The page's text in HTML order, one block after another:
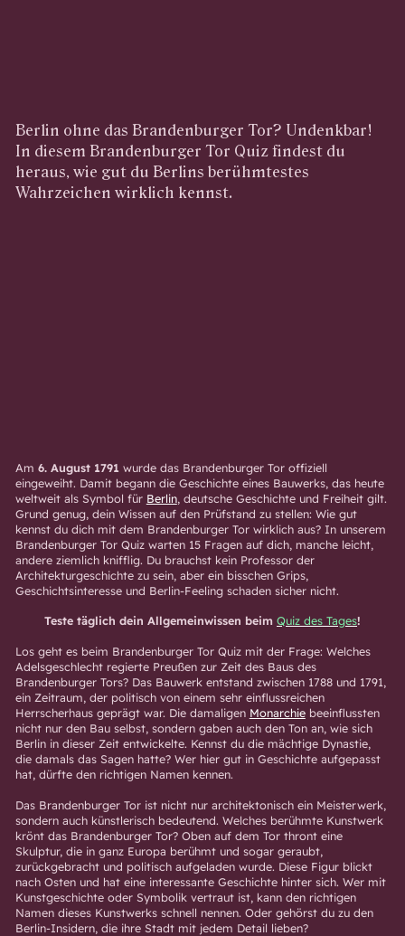
Berlin ohne das Brandenburger Tor? Undenkbar!
In diesem Brandenburger Tor Quiz findest du
heraus, wie gut du Berlins berühmtestes
Wahrzeichen wirklich kennst.
Am 6. August 1791 wurde das Brandenburger Tor offiziell
eingeweiht. Damit begann die Geschichte eines Bauwerks, das heute
weltweit als Symbol für Berlin, deutsche Geschichte und Freiheit gilt.
Grund genug, dein Wissen auf den Prüfstand zu stellen: Wie gut
kennst du dich mit dem Brandenburger Tor wirklich aus? In unserem
Brandenburger Tor Quiz warten 15 Fragen auf dich, manche leicht,
andere ziemlich knifflig. Du brauchst kein Professor der
Architekturgeschichte zu sein, aber ein bisschen Grips,
Geschichtsinteresse und Berlin-Feeling schaden sicher nicht.
Teste täglich dein Allgemeinwissen beim Quiz des Tages!
Los geht es beim Brandenburger Tor Quiz mit der Frage: Welches
Adelsgeschlecht regierte Preußen zur Zeit des Baus des
Brandenburger Tors? Das Bauwerk entstand zwischen 1788 und 1791,
ein Zeitraum, der politisch von einem sehr einflussreichen
Herrscherhaus geprägt war. Die damaligen Monarchiebeeinflussten
nicht nur den Bau selbst, sondern gaben auch den Ton an, wie sich
Berlin in dieser Zeit entwickelte. Kennst du die mächtige Dynastie,
die damals das Sagen hatte? Wer hier gut in Geschichte aufgepasst
hat, dürfte den richtigen Namen kennen.
Das Brandenburger Tor ist nicht nur architektonisch ein Meisterwerk,
sondern auch künstlerisch bedeutend. Welches berühmte Kunstwerk
krönt das Brandenburger Tor? Oben auf dem Tor thront eine
Skulptur, die in ganz Europa berühmt und sogar geraubt,
zurückgebracht und politisch aufgeladen wurde. Diese Figur blickt
nach Osten und hat eine interessante Geschichte hinter sich. Wer mit
Kunstgeschichte oder Symbolik vertraut ist, kann den richtigen
Namen dieses Kunstwerks schnell nennen. Oder gehörst du zu den
Berlin-Insidern, die ihre Stadt mit jedem Detail lieben?